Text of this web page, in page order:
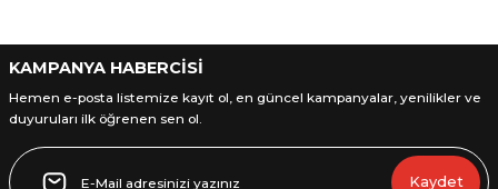
Gönder
KAMPANYA HABERCİSİ
Hemen e-posta listemize kayıt ol, en güncel kampanyalar, yenilikler ve
duyuruları ilk öğrenen sen ol.
Kaydet